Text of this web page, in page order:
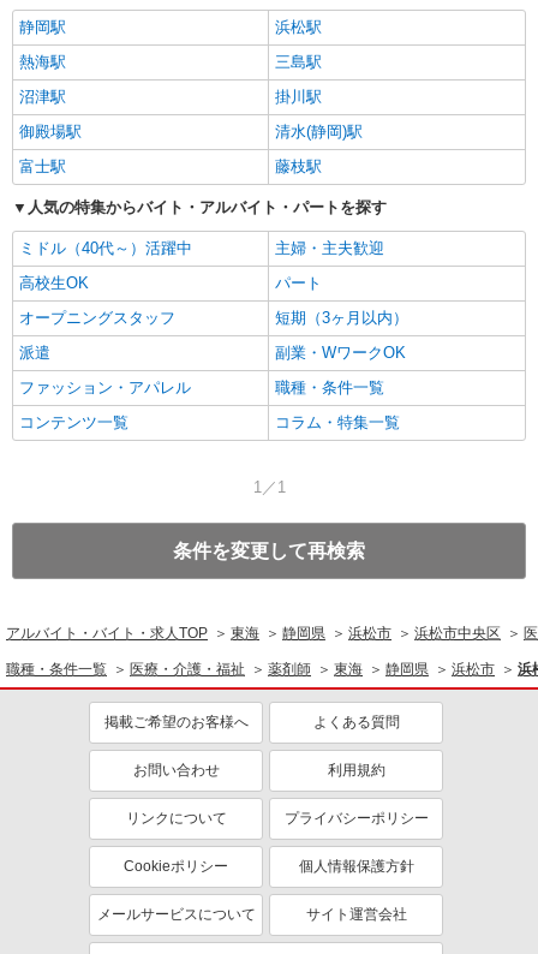
静岡駅
浜松駅
熱海駅
三島駅
沼津駅
掛川駅
御殿場駅
清水(静岡)駅
富士駅
藤枝駅
人気の特集からバイト・アルバイト・パートを探す
ミドル（40代～）活躍中
主婦・主夫歓迎
高校生OK
パート
オープニングスタッフ
短期（3ヶ月以内）
派遣
副業・WワークOK
ファッション・アパレル
職種・条件一覧
コンテンツ一覧
コラム・特集一覧
1／1
条件を変更して再検索
アルバイト・バイト・求人TOP 東海 静岡県 浜松市 浜松市中央区
職種・条件一覧 医療・介護・福祉 薬剤師 東海 静岡県 浜松市 浜
掲載ご希望のお客様へ よくある質問
お問い合わせ 利用規約
リンクについて プライバシーポリシー
Cookieポリシー 個人情報保護方針
メールサービスについて サイト運営会社